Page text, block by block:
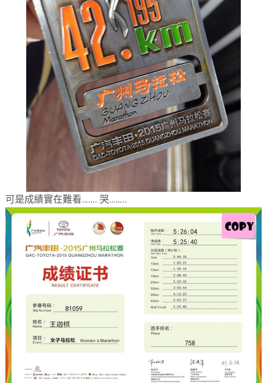
可是成績實在難看……. 哭……..